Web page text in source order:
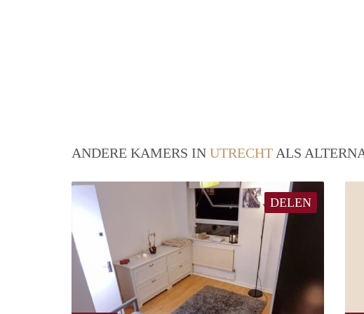
ANDERE KAMERS IN UTRECHT ALS
DELEN